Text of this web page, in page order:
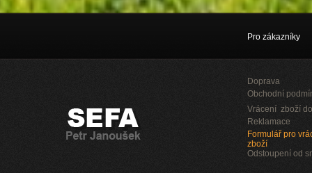
Pro zákazníky
Doprava
Obchodní
Vrácení zboží
Reklamace
Formulář pro
zboží
Odstoupení od